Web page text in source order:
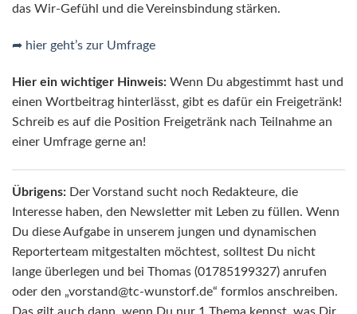
das Wir-Gefühl und die Vereinsbindung stärken.
➦ hier geht’s zur Umfrage
Hier ein wichtiger Hinweis: Wenn Du abgestimmt hast und
einen Wortbeitrag hinterlässt, gibt es dafür ein Freigetränk!
Schreib es auf die Position Freigetränk nach Teilnahme an
einer Umfrage gerne an!
Übrigens: Der Vorstand sucht noch Redakteure, die
Interesse haben, den Newsletter mit Leben zu füllen. Wenn
Du diese Aufgabe in unserem jungen und dynamischen
Reporterteam mitgestalten möchtest, solltest Du nicht
lange überlegen und bei Thomas (01785199327) anrufen
oder den „vorstand@tc-wunstorf.de“ formlos anschreiben.
Das gilt auch dann, wenn Du nur 1 Thema kennst, was Dir